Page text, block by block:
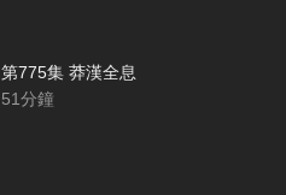
第775集 莽漢全息
51分鐘